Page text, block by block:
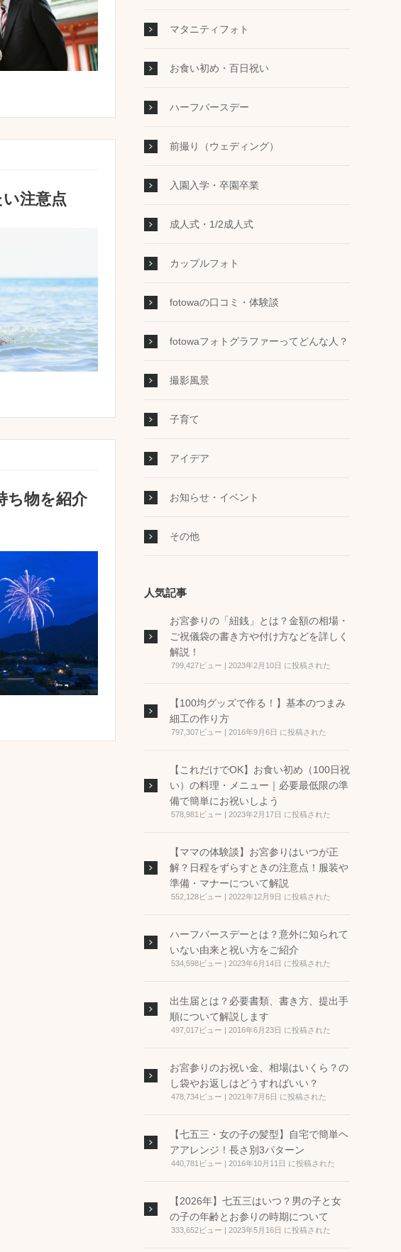
注意点
ち物を紹介
マタニティフォト
お食い初め・百日祝い
ハーフバースデー
前撮り（ウェディング）
入園入学・卒園卒業
成人式・1/2成人式
カップルフォト
fotowaの口コミ・体験談
fotowaフォトグラファーってどんな人？
撮影風景
子育て
アイデア
お知らせ・イベント
その他
人気記事
お宮参りの「紐銭」とは？金額の相場・
ご祝儀袋の書き方や付け方などを詳しく
解説！
799,427ビュー | 2023年2月10日 に投稿された
【100均グッズで作る！】基本のつまみ
細工の作り方
797,307ビュー | 2016年9月6日 に投稿された
【これだけでOK】お食い初め（100日祝
い）の料理・メニュー｜必要最低限の準
備で簡単にお祝いしよう
578,981ビュー | 2023年2月17日 に投稿された
【ママの体験談】お宮参りはいつが正
解？日程をずらすときの注意点！服装や
準備・マナーについて解説
552,128ビュー | 2022年12月9日 に投稿された
ハーフバースデーとは？意外に知られて
いない由来と祝い方をご紹介
534,598ビュー | 2023年6月14日 に投稿された
出生届とは？必要書類、書き方、提出手
順について解説します
497,017ビュー | 2016年6月23日 に投稿された
お宮参りのお祝い金、相場はいくら？の
し袋やお返しはどうすればいい？
478,734ビュー | 2021年7月6日 に投稿された
【七五三・女の子の髪型】自宅で簡単ヘ
アアレンジ！長さ別3パターン
440,781ビュー | 2016年10月11日 に投稿された
【2026年】七五三はいつ？男の子と女
の子の年齢とお参りの時期について
333,652ビュー | 2023年5月16日 に投稿された